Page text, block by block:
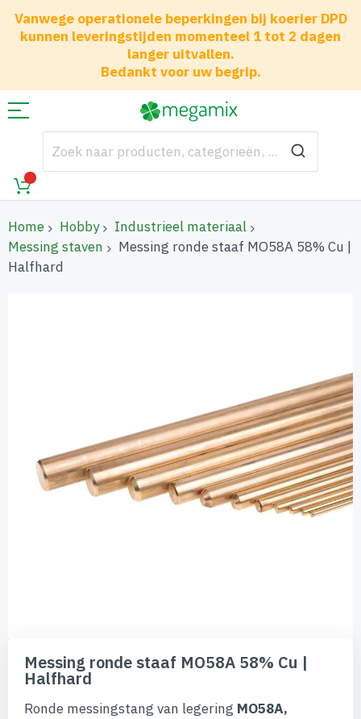
Vanwege operationele beperkingen bij koerier DPD
kunnen leveringstijden momenteel 1 tot 2 dagen
langer uitvallen.
Bedankt voor uw begrip.
Home Hobby
Industrieel materiaal
Messing staven
Messing ronde staaf MO58A 58% Cu |
Halfhard
naar
begin
Messing ronde staaf MO58A 58% Cu |
Halfhard
Ronde messingstang van legering MO58A,